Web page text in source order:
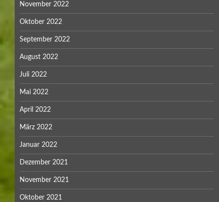
November 2022
Oktober 2022
September 2022
August 2022
Juli 2022
Mai 2022
April 2022
März 2022
Januar 2022
Dezember 2021
November 2021
Oktober 2021